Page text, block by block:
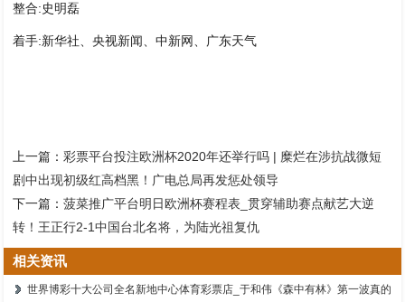
整合:史明磊
着手:新华社、央视新闻、中新网、广东天气
上一篇：彩票平台投注欧洲杯2020年还举行吗 | 糜烂在涉抗战微短
剧中出现初级红高档黑！广电总局再发惩处领导
下一篇：菠菜推广平台明日欧洲杯赛程表_贯穿辅助赛点献艺大逆
转！王正行2-1中国台北名将，为陆光祖复仇
相关资讯
世界博彩十大公司全名新地中心体育彩票店_于和伟《森中有林》第一波真的